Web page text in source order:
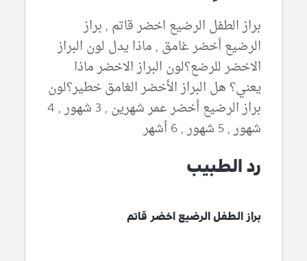
براز الطفل الرضيع اخضر قاتم , براز
الرضيع أخضر غامق , ماذا يدل لون البراز
الاخضر للرضع؟لون البراز الاخضر ماذا
يعني؟ هل البراز الأخضر الغامق خطير؟لون
براز الرضيع أخضر عمر شهرين , 3 شهور , 4
شهور , 5 شهور , 6 أشهر
رد الطبيب
براز الطفل الرضيع اخضر قاتم